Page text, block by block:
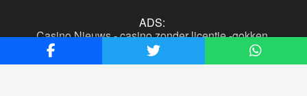
ADS:
Casino Nieuws-casino zonder licentie-gokken
buitenlandse site
beste online casino nederland